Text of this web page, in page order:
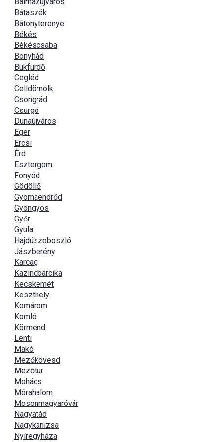
Bátaszék
Bátonyterenye
Békés
Békéscsaba
Bonyhád
Bükfürdő
Cegléd
Celldömölk
Csongrád
Csurgó
Dunaújváros
Eger
Ercsi
Érd
Esztergom
Fonyód
Gödöllő
Gyomaendrőd
Gyöngyös
Győr
Gyula
Hajdúszoboszló
Jászberény
Karcag
Kazincbarcika
Kecskemét
Keszthely
Komárom
Komló
Körmend
Lenti
Makó
Mezőkövesd
Mezőtúr
Mohács
Mórahalom
Mosonmagyaróvár
Nagyatád
Nagykanizsa
Nyíregyháza